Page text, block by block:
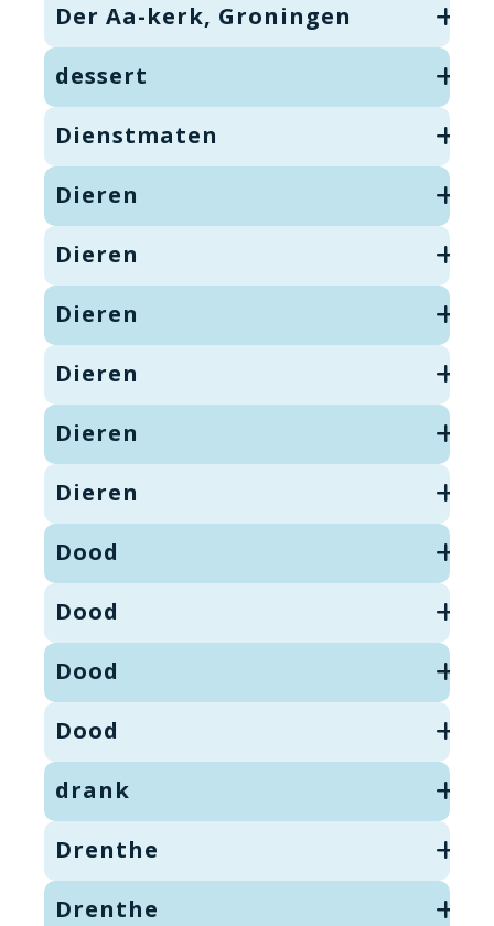
Der Aa-kerk, Groningen
dessert
Dienstmaten
Dieren
Dieren
Dieren
Dieren
Dieren
Dieren
Dood
Dood
Dood
Dood
drank
Drenthe
Drenthe